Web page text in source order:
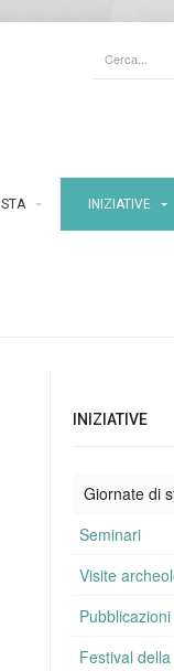
INIZIATIVE
INIZIATIVE
Giornate di
Seminari
Visite
Pubblicazioni
Festival